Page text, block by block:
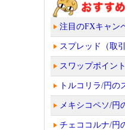
注目のFXキャン
スプレッド（取
スワップポイント
トルコリラ/円の
メキシコペソ/円
チェココルナ/円